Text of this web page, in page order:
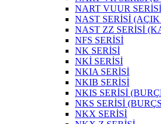
NART VUUR
NAST SERİSİ
NAST ZZ SERİSİ
NFS SERİSİ
NK SERİSİ
NKİ SERİSİ
NKIA SERİSİ
NKIB SERİSİ
NKIS SERİSİ
NKS SERİSİ
NKX SERİSİ